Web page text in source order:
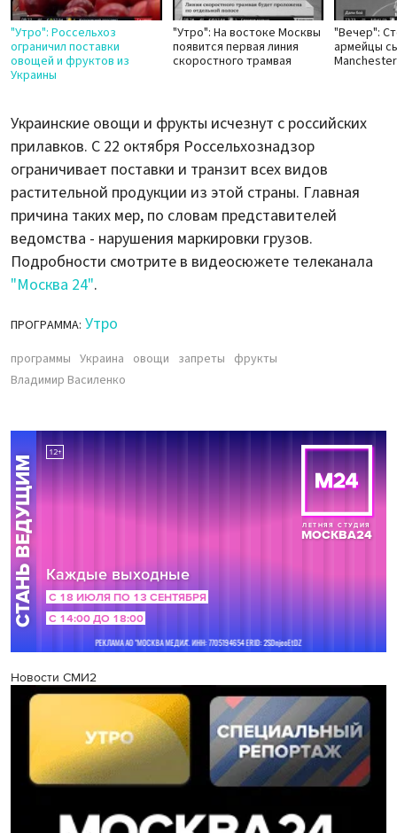
"Утро": Россельхоз
ограничил поставки
овощей и фруктов из
Украины
"Утро": На востоке Москвы
появится первая линия
скоростного трамвая
"Вечер":
армейцы
Украинские овощи и фрукты исчезнут с российских
прилавков. С 22 октября Россельхознадзор
ограничивает поставки и транзит всех видов
растительной продукции из этой страны. Главная
причина таких мер, по словам представителей
ведомства - нарушения маркировки грузов.
Подробности смотрите в видеосюжете телеканала
"Москва 24".
ПРОГРАММА: Утро
программы Украина овощи запреты фрукты
Владимир Василенко
Новости СМИ2